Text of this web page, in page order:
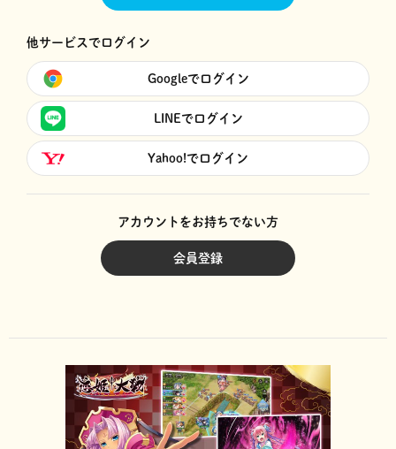
他サービスでログイン
Googleでログイン
LINEでログイン
Yahoo!でログイン
アカウントをお持ちでない方
会員登録